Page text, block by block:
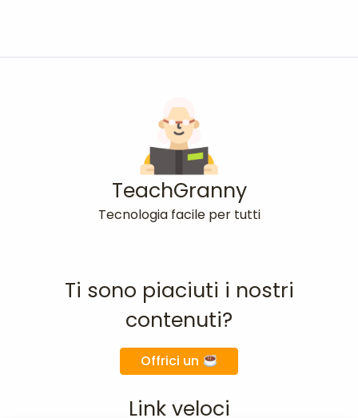
TeachGranny
Tecnologia facile per tutti
Link veloci
Ti sono piaciuti i nostri
contenuti?
Offrici un